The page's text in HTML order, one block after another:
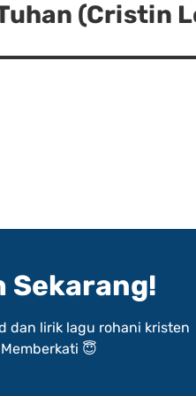
(Cristin
Sekarang!
dan lirik lagu rohani kristen
😇